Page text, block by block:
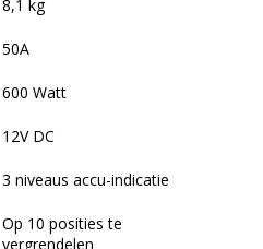
8,1 kg
50A
600 Watt
12V DC
3 niveaus accu-indicatie
Op 10 posities te
vergrendelen